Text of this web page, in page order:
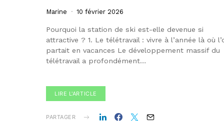
Marine 10 février 2026
Pourquoi la station de ski est-elle devenue si
attractive ? 1. Le télétravail : vivre à l’année là où
partait en vacances Le développement massif du
télétravail a profondément…
LIRE L'ARTICLE
PARTAGER